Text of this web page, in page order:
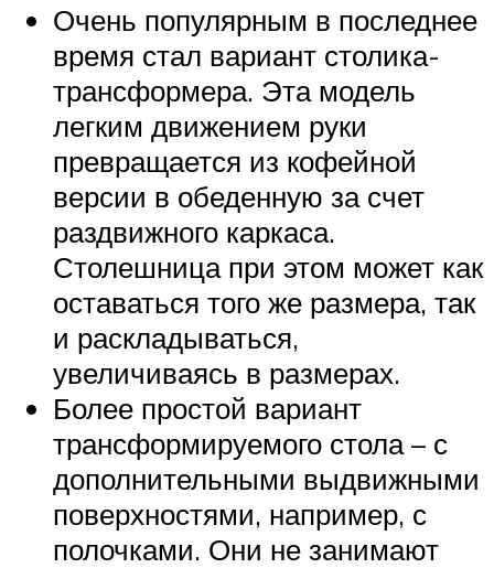
Очень популярным в последнее
время стал вариант столика-
трансформера. Эта модель
легким движением руки
превращается из кофейной
версии в обеденную за счет
раздвижного каркаса.
Столешница при этом может как
оставаться того же размера, так
и раскладываться,
увеличиваясь в размерах.
Более простой вариант
трансформируемого стола – с
дополнительными выдвижными
поверхностями, например, с
полочками. Они не занимают